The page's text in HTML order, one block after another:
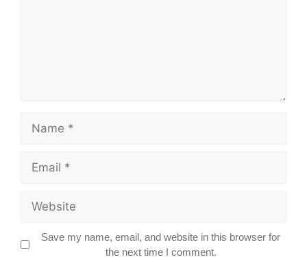
Save my name, email, and website in this browser for
the next time I comment.